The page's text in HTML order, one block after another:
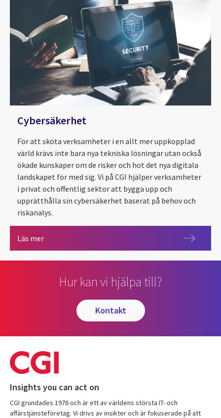
Cybersäkerhet
För att sköta verksamheter i en allt mer uppkopplad
värld krävs inte bara nya tekniska lösningar utan också
ökade kunskaper om de risker och hot det nya digitala
landskapet för med sig. Vi på CGI hjälper verksamheter
i privat och offentlig sektor att bygga upp och
upprätthålla sin cybersäkerhet baserat på behov och
riskanalys.
Läs merCybersäkerhet
Hur kan vi hjälpa till?
kontakt
Insights you can act on
CGI grundades 1976 och är ett av världens största IT- och
affärstjänsteföretag. Vi drivs av insikter och är fokuserade på att